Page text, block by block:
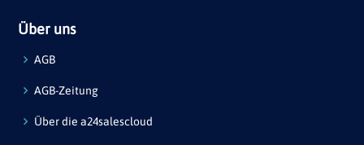
Über uns
AGB
AGB-Zeitung
Über die a24salescloud